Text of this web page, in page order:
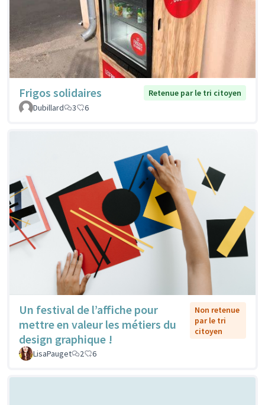
Frigos solidaires
Retenue par le tri citoyen
Dubillard
3 6
Un festival de l’affiche pour
mettre en valeur les métiers du
design graphique !
Non retenue
par le tri
citoyen
LisaPauget 2 6